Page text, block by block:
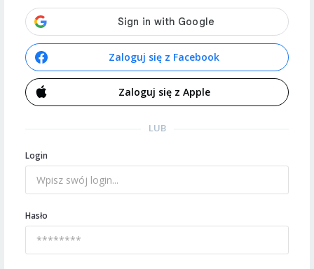
Zaloguj się z Facebook
Zaloguj się z Apple
LUB
Login
Hasło